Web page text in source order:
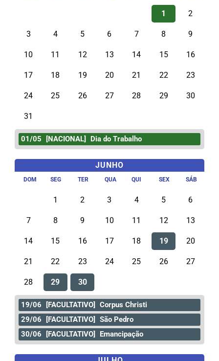
1 2
3 4 5 6 7 8 9
10 11 12 13 14 15 16
17 18 19 20 21 22 23
24 25 26 27 28 29 30
31
01/05 [NACIONAL] Dia do Trabalho
JUNHO
DOM SEG TER QUA QUI SEX SÁB
1 2 3 4 5 6
7 8 9 10 11 12 13
14 15 16 17 18 19 20
21 22 23 24 25 26 27
28 29 30
19/06 [FACULTATIVO]
Corpus Christi
29/06
[FACULTATIVO]
São Pedro
30/06
[FACULTATIVO] Emancipação